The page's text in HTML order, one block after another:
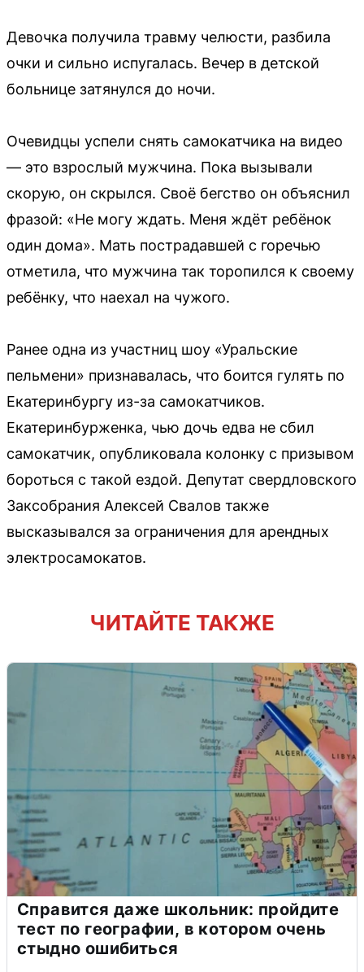
Девочка получила травму челюсти, разбила
очки и сильно испугалась. Вечер в детской
больнице затянулся до ночи.
Очевидцы успели снять самокатчика на видео
— это взрослый мужчина. Пока вызывали
скорую, он скрылся. Своё бегство он объяснил
фразой: «Не могу ждать. Меня ждёт ребёнок
один дома». Мать пострадавшей с горечью
отметила, что мужчина так торопился к своему
ребёнку, что наехал на чужого.
Ранее одна из участниц шоу «Уральские
пельмени» признавалась, что боится гулять по
Екатеринбургу из-за самокатчиков.
Екатеринбурженка, чью дочь едва не сбил
самокатчик, опубликовала колонку с призывом
бороться с такой ездой. Депутат свердловского
Заксобрания Алексей Свалов также
высказывался за ограничения для арендных
электросамокатов.
ЧИТАЙТЕ ТАКЖЕ
Справится даже школьник: пройдите
тест по географии, в котором очень
стыдно ошибиться